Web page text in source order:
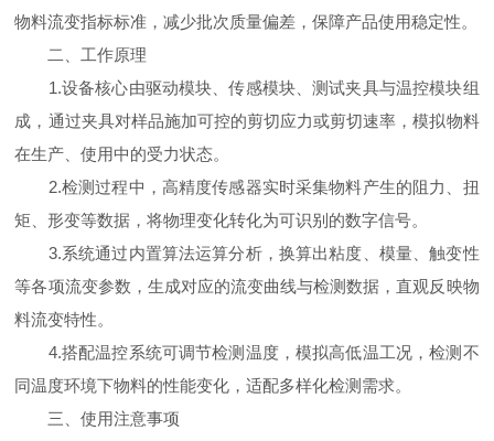
物料流变指标标准，减少批次质量偏差，保障产品使用稳定性。
二、工作原理
1.设备核心由驱动模块、传感模块、测试夹具与温控模块组
成，通过夹具对样品施加可控的剪切应力或剪切速率，模拟物料
在生产、使用中的受力状态。
2.检测过程中，高精度传感器实时采集物料产生的阻力、扭
矩、形变等数据，将物理变化转化为可识别的数字信号。
3.系统通过内置算法运算分析，换算出粘度、模量、触变性
等各项流变参数，生成对应的流变曲线与检测数据，直观反映物
料流变特性。
4.搭配温控系统可调节检测温度，模拟高低温工况，检测不
同温度环境下物料的性能变化，适配多样化检测需求。
三、使用注意事项